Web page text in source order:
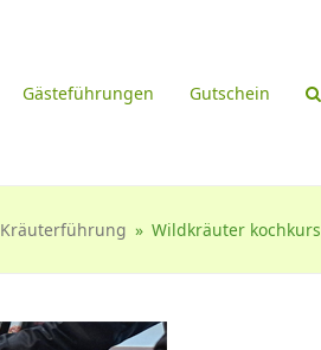
Gästeführungen Gutschein
Kräuterführung » Wildkräuter kochkurs